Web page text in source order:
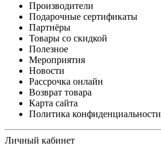
Производители
Подарочные сертификаты
Партнёры
Товары со скидкой
Полезное
Мероприятия
Новости
Рассрочка онлайн
Возврат товара
Карта сайта
Политика конфиденциальности
Личный кабинет